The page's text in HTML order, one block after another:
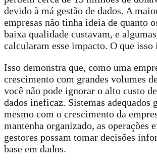
devido à má gestão de dados. A
empresas não tinha ideia de quanto
baixa qualidade custavam, e
calcularam esse impacto. O que isso
Isso demonstra que, como uma
crescimento com grandes volumes
você não pode ignorar o alto custo
dados ineficaz. Sistemas adequados
mesmo com o crescimento da
mantenha organizado, as operações
gestores possam tomar decisões
base em dados.